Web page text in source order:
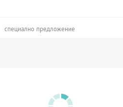
специално предложение